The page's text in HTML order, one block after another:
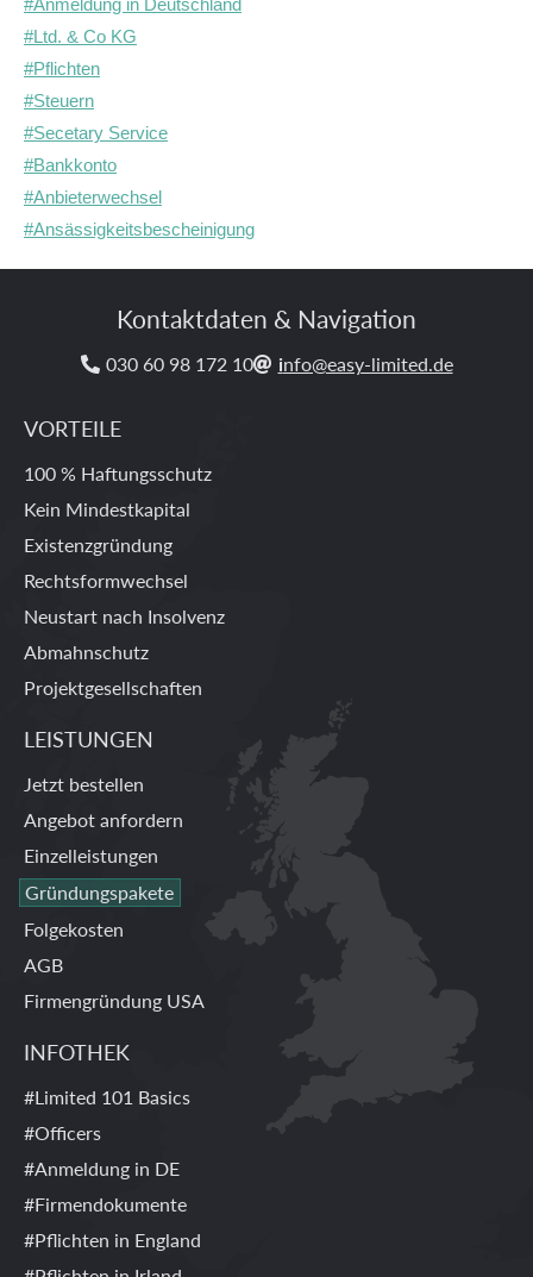
#Anmeldung in Deutschland
#Ltd. & Co KG
#Pflichten
#Steuern
#Secetary Service
#Bankkonto
#Anbieterwechsel
#Ansässigkeitsbescheinigung
Kontaktdaten & Navigation
 030 60 98 172 10 info@easy-limited.de
VORTEILE
100 % Haftungsschutz
Kein Mindestkapital
Existenzgründung
Rechtsformwechsel
Neustart nach Insolvenz
Abmahnschutz
Projektgesellschaften
LEISTUNGEN
Jetzt bestellen
Angebot anfordern
Einzelleistungen
Gründungspakete
Folgekosten
AGB
Firmengründung USA
INFOTHEK
#Limited 101 Basics
#Officers
#Anmeldung in DE
#Firmendokumente
#Pflichten in England